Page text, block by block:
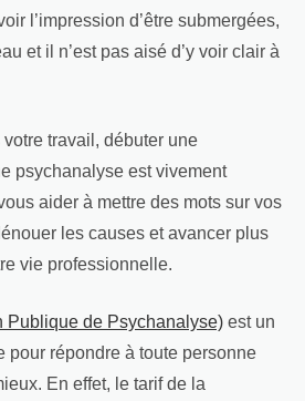
l’impression d’être submergées,
et il n’est pas aisé d’y voir clair à
travail, débuter une
psychanalyse est vivement
aider à mettre des mots sur vos
les causes et avancer plus
vie professionnelle.
Publique de Psychanalyse) est un
pour répondre à toute personne
En effet, le tarif de la